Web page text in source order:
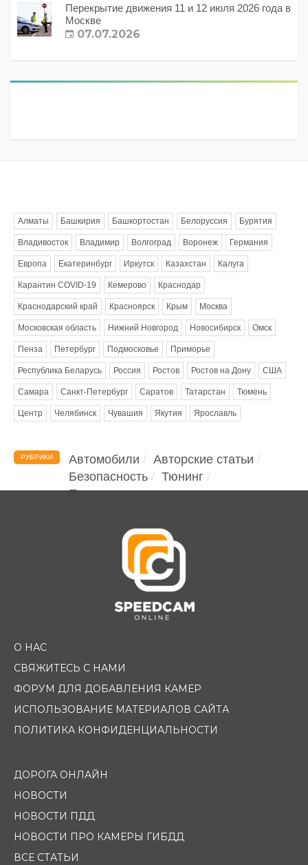
Перекрытие движения 11 и 12 июля 2026 года в
Москве
07.07.2026
Алматы Башкирия Башкортостан Белоруссия Бурятия
Владивосток Владимир Волгоград Воронеж Германия
Европа Екатеринбург Иркутск Казахстан Калуга
Карантин COVID-19 Кемерово Краснодар
Краснодарский край Красноярск Крым Москва
Московская область Нижний Новгород Новосибирск Омск
Пенза Петербург Подмосковье Приморье
Республика Беларусь Россия Ростов Ростов на Дону США
Самара Санкт-Петербург Саратов Татарстан Тюмень
Центр Челябинск Чувашия Якутия Ярославль
РУБРИКИ Автомобили
Авторские статьи
Безопасность
Тюнинг
Помощь водителю
О НАС
СВЯЖИТЕСЬ С НАМИ
ФОРУМ ДЛЯ ДОБАВЛЕНИЯ КАМЕР
ИСПОЛЬЗОВАНИЕ МАТЕРИАЛОВ САЙТА
ПОЛИТИКА КОНФИДЕНЦИАЛЬНОСТИ
ДОРОГА ОНЛАЙН
НОВОСТИ
НОВОСТИ ПДД
НОВОСТИ ПРО КАМЕРЫ ГИБДД
ВСЕ СТАТЬИ